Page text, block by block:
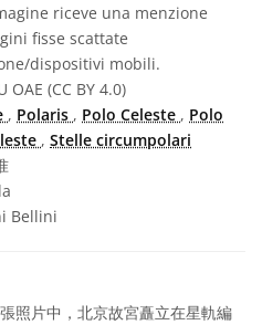
riceve una menzione
fisse scattate
dispositivi mobili.
(CC BY 4.0)
, Polaris , Polo Celeste , Polo
, Stelle circumpolari
Bellini
照片中，北京故宮矗立在星軌編